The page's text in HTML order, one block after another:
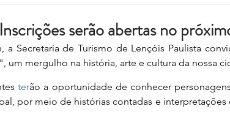
serão abertas no
Secretaria de Turismo de Lençóis Paulista
mergulho na história, arte e cultura da nossa
terão a oportunidade de conhecer
por meio de histórias contadas e interpretações